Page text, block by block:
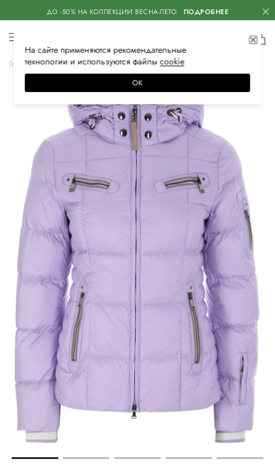
ДО -50% НА КОЛЛЕКЦИИ ВЕСНА-ЛЕТО ПОДРОБНЕЕ
Главная Женская Одежда Верхняя одежда Пуховики
На сайте применяются рекомендательные
технологии и используются файлысооkiе
ОК